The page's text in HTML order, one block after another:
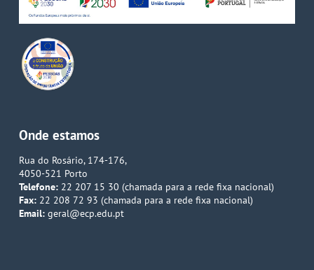
Onde estamos
Rua do Rosário, 174-176,
4050-521 Porto
Telefone:22 207 15 30 (chamada para a rede fixa nacional)
Fax:22 208 72 93 (chamada para a rede fixa nacional)
Email: geral@ecp.edu.pt